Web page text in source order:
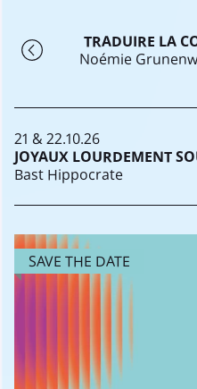
TRADUIRE LA
Noémie
21 & 22.10.26
JOYAUX LOURDEMENT
Bast Hippocrate
SAVE THE DATE